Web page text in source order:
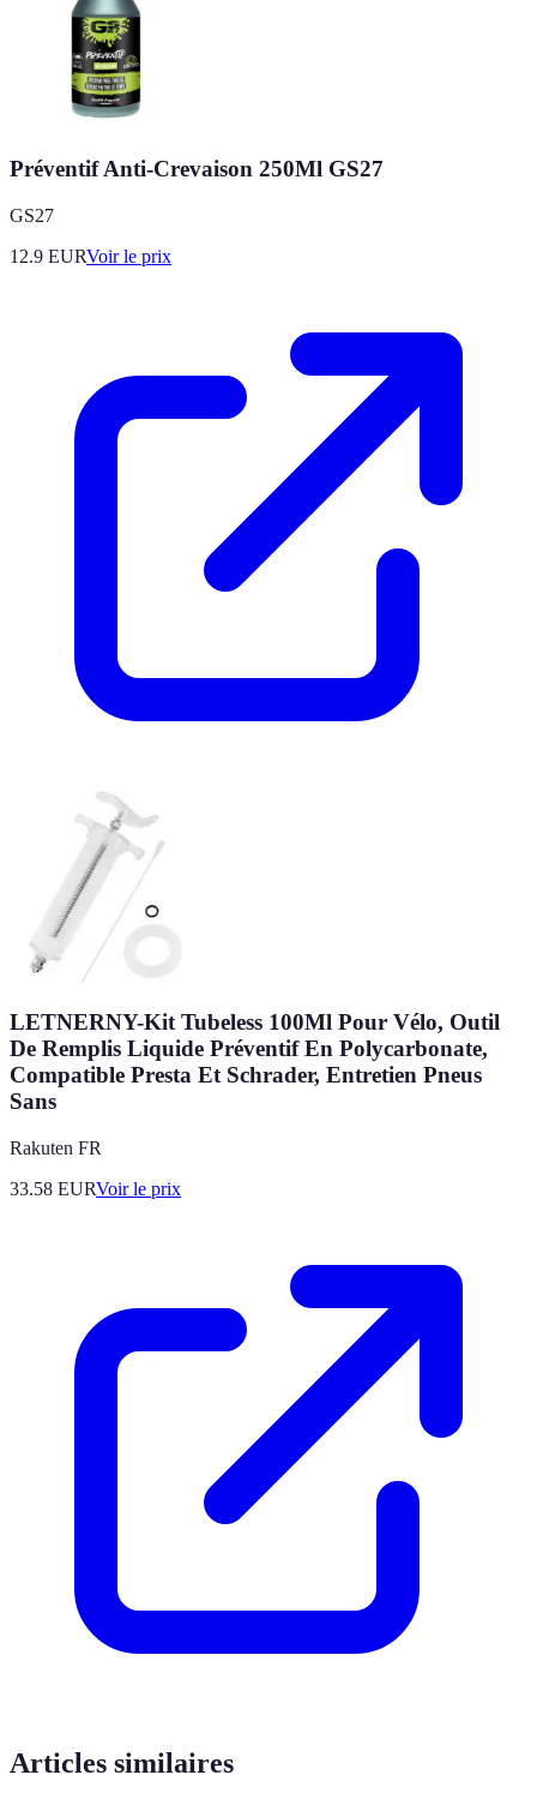
Préventif Anti-Crevaison 250Ml GS27
GS27
12.9 EURVoir le prix
LETNERNY-Kit Tubeless 100Ml Pour Vélo, Outil
De Remplis Liquide Préventif En Polycarbonate,
Compatible Presta Et Schrader, Entretien Pneus
Sans
Rakuten FR
33.58 EURVoir le prix
Articles similaires